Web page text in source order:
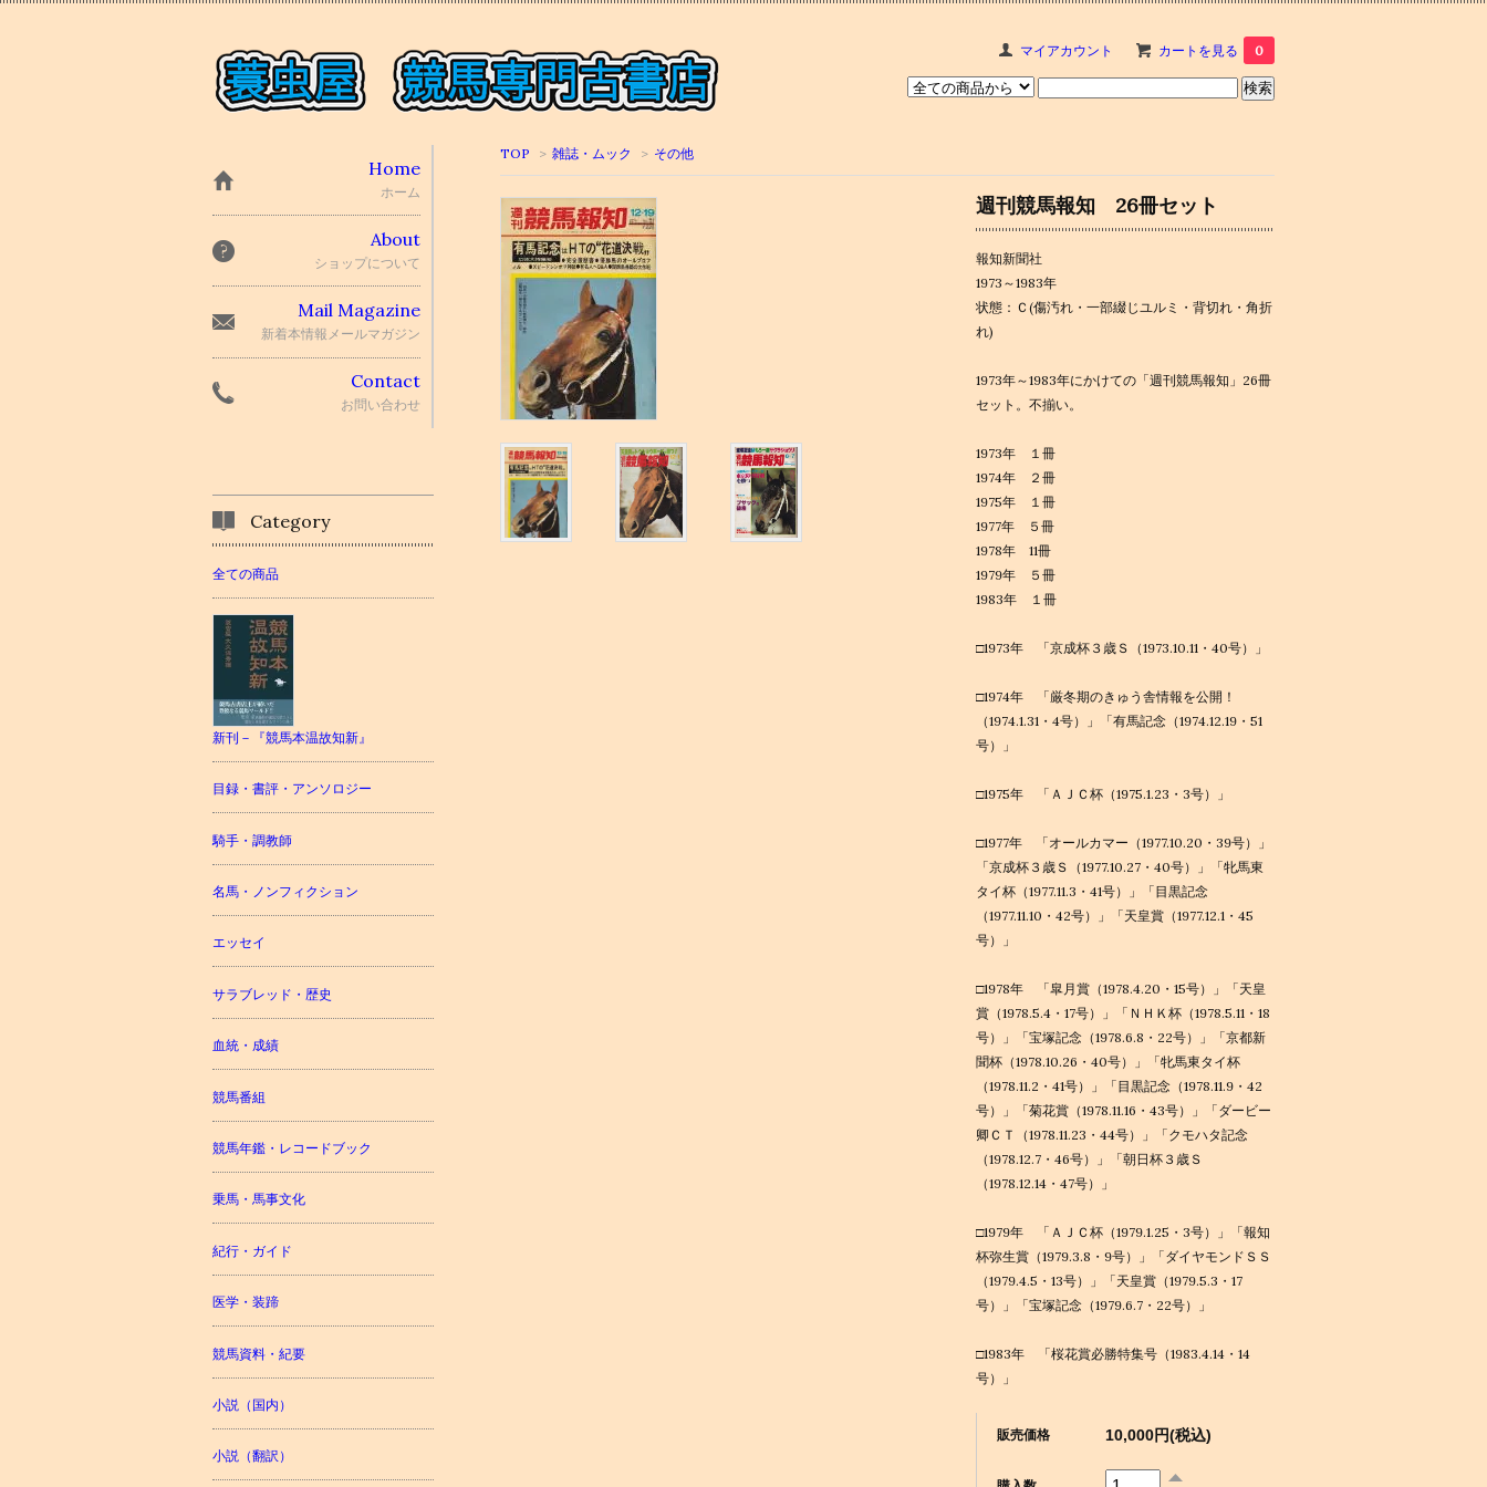
マイアカウント カートを見る 0
TOP > 雑誌・ムック > その他
週刊競馬報知 26冊セット
報知新聞社
1973～1983年
状態：Ｃ(傷汚れ・一部綴じユルミ・背切れ・角折
れ)
1973年～1983年にかけての「週刊競馬報知」26冊
セット。不揃い。
1973年 １冊
1974年 ２冊
1975年 １冊
1977年 ５冊
1978年 11冊
1979年 ５冊
1983年 １冊
□1973年 「京成杯３歳Ｓ（1973.10.11・40号）」
□1974年 「厳冬期のきゅう舎情報を公開！
（1974.1.31・4号）」「有馬記念（1974.12.19・51
号）」
□1975年 「ＡＪＣ杯（1975.1.23・3号）」
□1977年 「オールカマー（1977.10.20・39号）」
「京成杯３歳Ｓ（1977.10.27・40号）」「牝馬東
タイ杯（1977.11.3・41号）」「目黒記念
（1977.11.10・42号）」「天皇賞（1977.12.1・45
号）」
□1978年 「皐月賞（1978.4.20・15号）」「天皇
賞（1978.5.4・17号）」「ＮＨＫ杯（1978.5.11・18
号）」「宝塚記念（1978.6.8・22号）」「京都新
聞杯（1978.10.26・40号）」「牝馬東タイ杯
（1978.11.2・41号）」「目黒記念（1978.11.9・42
号）」「菊花賞（1978.11.16・43号）」「ダービー
卿ＣＴ（1978.11.23・44号）」「クモハタ記念
（1978.12.7・46号）」「朝日杯３歳Ｓ
（1978.12.14・47号）」
□1979年 「ＡＪＣ杯（1979.1.25・3号）」「報知
杯弥生賞（1979.3.8・9号）」「ダイヤモンドＳＳ
（1979.4.5・13号）」「天皇賞（1979.5.3・17
号）」「宝塚記念（1979.6.7・22号）」
□1983年 「桜花賞必勝特集号（1983.4.14・14
号）」
販売価格 10,000円(税込)
Home
ホーム
About
ショップについて
Mail Magazine
新着本情報メールマガジン
Contact
お問い合わせ
Category
全ての商品
新刊－『競馬本温故知新』
目録・書評・アンソロジー
騎手・調教師
名馬・ノンフィクション
エッセイ
サラブレッド・歴史
血統・成績
競馬番組
競馬年鑑・レコードブック
乗馬・馬事文化
紀行・ガイド
医学・装蹄
競馬資料・紀要
小説（国内）
小説（翻訳）